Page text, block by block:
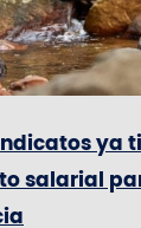
ya
salarial